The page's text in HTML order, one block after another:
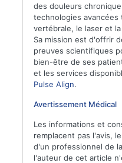
des douleurs
technologies avancées
vertébrale, le laser et
Sa mission est d'offrir
preuves scientifiques
bien-être de ses
et les services
Pulse Align.
Avertissement Médical
Les informations et
remplacent pas l'avis,
d'un professionnel de
l'auteur de cet article